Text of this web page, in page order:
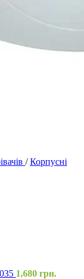
/ Корпусні
1,680 грн.